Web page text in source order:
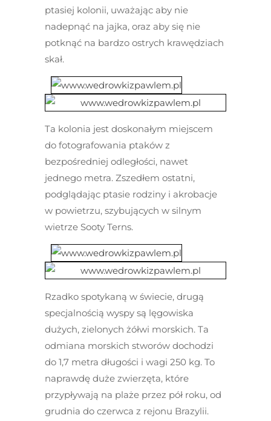
ptasiej kolonii, uważając aby nie
nadepnąć na jajka, oraz aby się nie
potknąć na bardzo ostrych krawędziach
skał.
Ta kolonia jest doskonałym miejscem
do fotografowania ptaków z
bezpośredniej odległości, nawet
jednego metra. Zszedłem ostatni,
podglądając ptasie rodziny i akrobacje
w powietrzu, szybujących w silnym
wietrze Sooty Terns.
Rzadko spotykaną w świecie, drugą
specjalnością wyspy są lęgowiska
dużych, zielonych żółwi morskich. Ta
odmiana morskich stworów dochodzi
do 1,7 metra długości i wagi 250 kg. To
naprawdę duże zwierzęta, które
przypływają na plaże przez pół roku, od
grudnia do czerwca z rejonu Brazylii.